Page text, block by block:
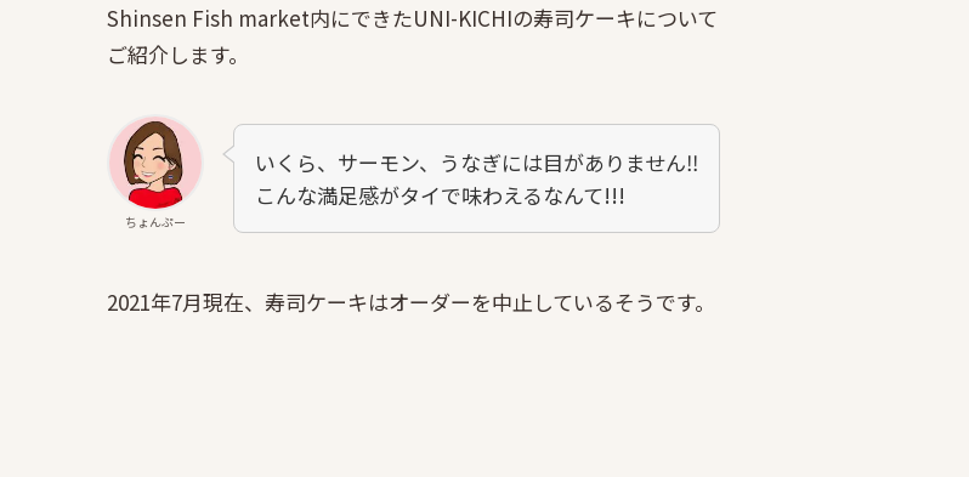
Shinsen Fish market内にできたUNI-KICHIの寿司ケーキについて
ご紹介します。
ちょんぷー
いくら、サーモン、うなぎには目がありません‼
こんな満足感がタイで味わえるなんて!!!
2021年7月現在、寿司ケーキはオーダーを中止しているそうです。